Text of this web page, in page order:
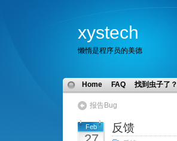
xystech
懒惰是程序员的美德
Home FAQ 找到虫子了？
报告Bug
Feb 反馈